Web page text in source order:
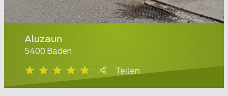
Aluzaun
5400 Baden
Teilen